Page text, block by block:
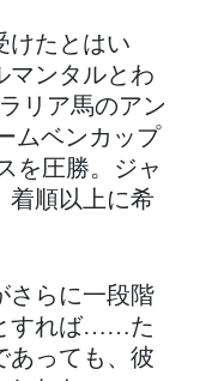
けたとはい
マンタルとわ
リア馬のアン
ムベンカップ
を圧勝。ジャ
着順以上に希
さらに一段階
すれば……た
あっても、彼